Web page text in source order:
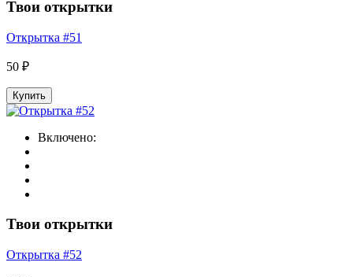
Твои открытки
Открытка #51
50 ₽
Купить
Включено:
Твои открытки
Открытка #52